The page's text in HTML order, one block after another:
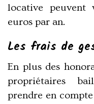
locative
euros par an.
Les frais de
En plus des
propriétaires
prendre en